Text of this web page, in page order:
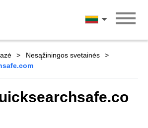
Lietuvių
Nesąžiningos svetainės